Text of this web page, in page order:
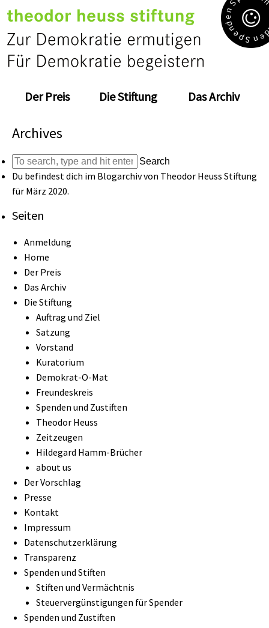
Der Preis Die Stiftung Das Archiv
S
p
e
n
d
e
n
S
e
n
Archives
Search
Du befindest dich im Blogarchiv von Theodor Heuss Stiftung
für März 2020.
Seiten
Anmeldung
Home
Der Preis
Das Archiv
Die Stiftung
Auftrag und Ziel
Satzung
Vorstand
Kuratorium
Demokrat-O-Mat
Freundeskreis
Spenden und Zustiften
Theodor Heuss
Zeitzeugen
Hildegard Hamm-Brücher
about us
Der Vorschlag
Presse
Kontakt
Impressum
Datenschutzerklärung
Transparenz
Spenden und Stiften
Stiften und Vermächtnis
Steuervergünstigungen für Spender
Spenden und Zustiften